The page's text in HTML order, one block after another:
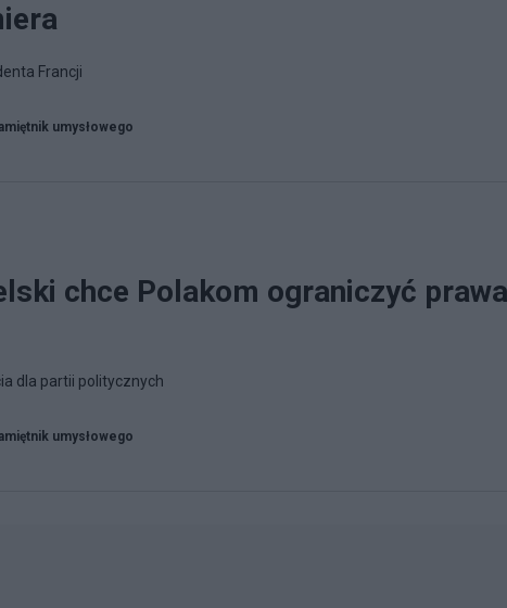
Francji
umysłowego
chce Polakom ograniczyć prawa
dla partii politycznych
umysłowego